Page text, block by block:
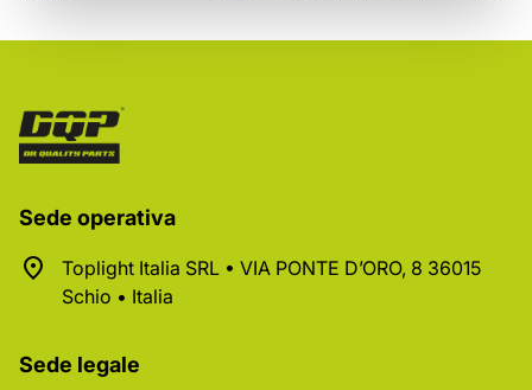
Sede operativa
Toplight Italia SRL • VIA PONTE D’ORO, 8 36015
Schio • Italia
Sede legale